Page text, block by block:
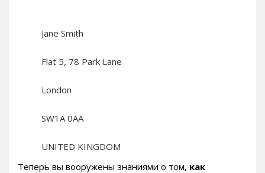
Jane Smith
Flat 5, 78 Park Lane
London
SW1A 0AA
UNITED KINGDOM
Теперь вы вооружены знаниями о том, как